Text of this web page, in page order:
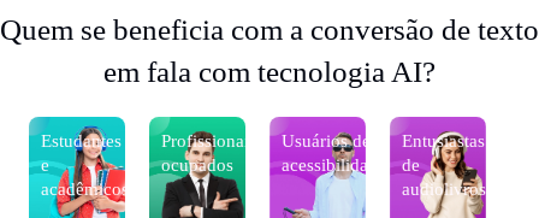
Quem se beneficia com a conversão de texto
em fala com tecnologia AI?
Estudantes
e
acadêmicos
Profissionais
ocupados
Usuários de
acessibilidade
Entusiastas
de
audiolivros